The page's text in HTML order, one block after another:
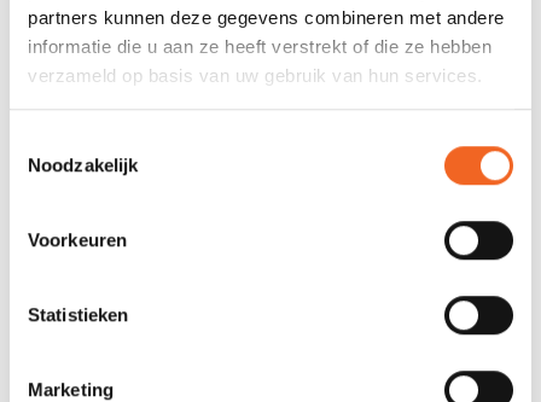
partners kunnen deze gegevens combineren met andere
informatie die u aan ze heeft verstrekt of die ze hebben
verzameld op basis van uw gebruik van hun services.
Noodzakelijk
Voorkeuren
Statistieken
Marketing
GERELATEERDE PRODUCTEN